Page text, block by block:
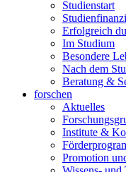
Studienstart
Erfolgreich
Im Studium
Besondere
Nach dem
Beratung &
forschen
Aktuelles
Institute &
Promotion